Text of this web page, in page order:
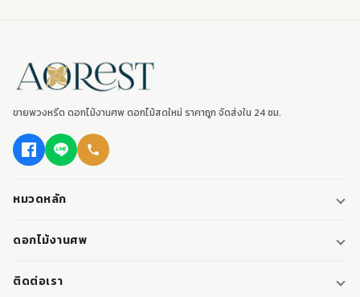
ขายพวงหรีด ดอกไม้งานศพ ดอกไม้สดใหม่ ราคาถูก จัดส่งใน 24 ชม.
หมวดหลัก
พวงหรีดมาลา
ดอกไม้งานศพ
ติดต่อเรา